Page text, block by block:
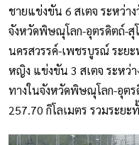
ชายแข่งขัน 6 สเตจ ระหว่า
จังหวัดพิษณุโลก-อุตรดิตถ์-
นครสวรรค์-เพชรบูรณ์ ระย
หญิง แข่งขัน 3 สเตจ ระหว่
ทางในจังหวัดพิษณุโลก-อุต
257.70 กิโลเมตร รวมระยะ